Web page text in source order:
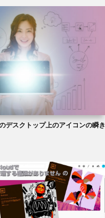
スクトップ上のアイコンの瞬き